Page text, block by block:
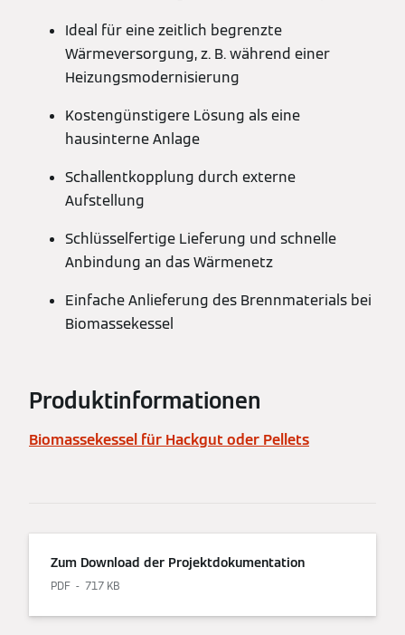
Ideal für eine zeitlich begrenzte
Wärmeversorgung, z. B. während einer
Heizungsmodernisierung
Kostengünstigere Lösung als eine
hausinterne Anlage
Schallentkopplung durch externe
Aufstellung
Schlüsselfertige Lieferung und schnelle
Anbindung an das Wärmenetz
Einfache Anlieferung des Brennmaterials bei
Biomassekessel
Produktinformationen
Biomassekessel für Hackgut oder Pellets
Zum Download der Projektdokumentation
PDF 717 KB